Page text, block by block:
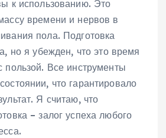
к использованию. Это
времени и нервов в
пола. Подготовка
но я убежден, что это время
пользой. Все инструменты
что гарантировало
Я считаю, что
– залог успеха любого